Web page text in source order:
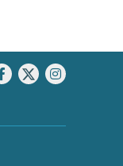
Facebook
X Instagram